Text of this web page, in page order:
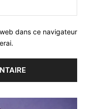
:
dans ce navigateur